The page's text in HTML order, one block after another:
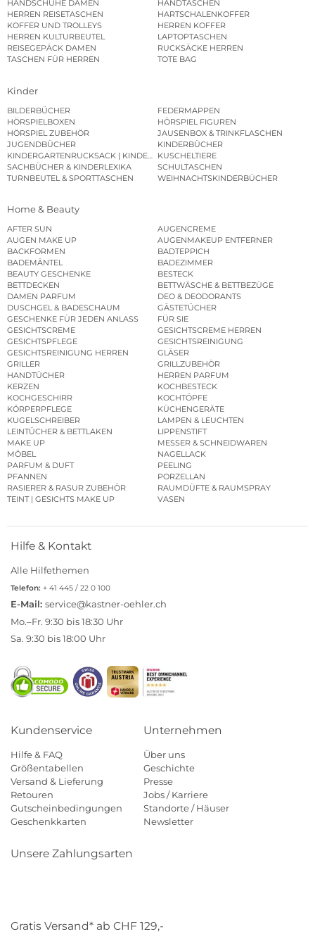
HANDSCHUHE DAMEN
HANDTASCHEN
HERREN REISETASCHEN
HARTSCHALENKOFFER
KOFFER UND TROLLEYS
HERREN KOFFER
HERREN KULTURBEUTEL
LAPTOPTASCHEN
REISEGEPÄCK DAMEN
RUCKSÄCKE HERREN
TASCHEN FÜR HERREN
TOTE BAG
Kinder
BILDERBÜCHER
FEDERMAPPEN
HÖRSPIELBOXEN
HÖRSPIEL FIGUREN
HÖRSPIEL ZUBEHÖR
JAUSENBOX & TRINKFLASCHEN
JUGENDBÜCHER
KINDERBÜCHER
KINDERGARTENRUCKSACK | KINDERGARTENBEUTEL
KUSCHELTIERE
SACHBÜCHER & KINDERLEXIKA
SCHULTASCHEN
TURNBEUTEL & SPORTTASCHEN
WEIHNACHTSKINDERBÜCHER
Home & Beauty
AFTER SUN
AUGENCREME
AUGEN MAKE UP
AUGENMAKEUP ENTFERNER
BACKFORMEN
BADTEPPICH
BADEMÄNTEL
BADEZIMMER
BEAUTY GESCHENKE
BESTECK
BETTDECKEN
BETTWÄSCHE & BETTBEZÜGE
DAMEN PARFUM
DEO & DEODORANTS
DUSCHGEL & BADESCHAUM
GÄSTETÜCHER
GESCHENKE FÜR JEDEN ANLASS
FÜR SIE
GESICHTSCREME
GESICHTSCREME HERREN
GESICHTSPFLEGE
GESICHTSREINIGUNG
GESICHTSREINIGUNG HERREN
GLÄSER
GRILLER
GRILLZUBEHÖR
HANDTÜCHER
HERREN PARFUM
KERZEN
KOCHBESTECK
KOCHGESCHIRR
KOCHTÖPFE
KÖRPERPFLEGE
KÜCHENGERÄTE
KUGELSCHREIBER
LAMPEN & LEUCHTEN
LEINTÜCHER & BETTLAKEN
LIPPENSTIFT
MAKE UP
MESSER & SCHNEIDWAREN
MÖBEL
NAGELLACK
PARFUM & DUFT
PEELING
PFANNEN
PORZELLAN
RASIERER & RASUR ZUBEHÖR
RAUMDÜFTE & RAUMSPRAY
TEINT | GESICHTS MAKE UP
VASEN
Hilfe & Kontakt
Alle Hilfethemen
Telefon: + 41 445 / 22 0 100
E-Mail: service@kastner-oehler.ch
Mo.–Fr. 9:30 bis 18:30 Uhr
Sa. 9:30 bis 18:00 Uhr
Kundenservice
Hilfe & FAQ
Größentabellen
Versand & Lieferung
Retouren
Gutscheinbedingungen
Geschenkkarten
Unternehmen
Über uns
Geschichte
Presse
Jobs / Karriere
Standorte / Häuser
Newsletter
Unsere Zahlungsarten
Gratis Versand* ab CHF 129,-